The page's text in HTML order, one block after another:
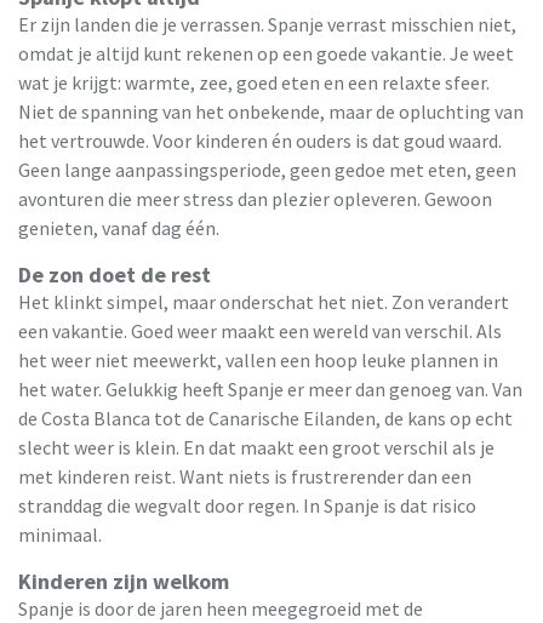
Er zijn landen die je verrassen. Spanje verrast misschien niet,
omdat je altijd kunt rekenen op een goede vakantie. Je weet
wat je krijgt: warmte, zee, goed eten en een relaxte sfeer.
Niet de spanning van het onbekende, maar de opluchting van
het vertrouwde. Voor kinderen én ouders is dat goud waard.
Geen lange aanpassingsperiode, geen gedoe met eten, geen
avonturen die meer stress dan plezier opleveren. Gewoon
genieten, vanaf dag één.
De zon doet de rest
Het klinkt simpel, maar onderschat het niet. Zon verandert
een vakantie. Goed weer maakt een wereld van verschil. Als
het weer niet meewerkt, vallen een hoop leuke plannen in
het water. Gelukkig heeft Spanje er meer dan genoeg van. Van
de Costa Blanca tot de Canarische Eilanden, de kans op echt
slecht weer is klein. En dat maakt een groot verschil als je
met kinderen reist. Want niets is frustrerender dan een
stranddag die wegvalt door regen. In Spanje is dat risico
minimaal.
Kinderen zijn welkom
Spanje is door de jaren heen meegegroeid met de